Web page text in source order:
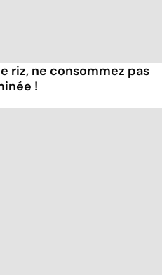
riz, ne consommez pas
!